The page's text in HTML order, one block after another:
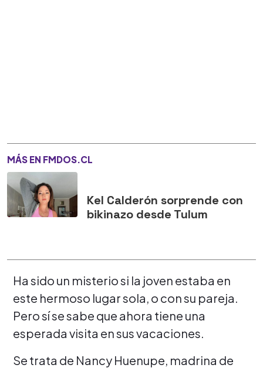
MÁS EN FMDOS.CL
Kel Calderón sorprende con
bikinazo desde Tulum
Ha sido un misterio si la joven estaba en
este hermoso lugar sola, o con su pareja.
Pero sí se sabe que ahora tiene una
esperada visita en sus vacaciones.
Se trata de Nancy Huenupe, madrina de